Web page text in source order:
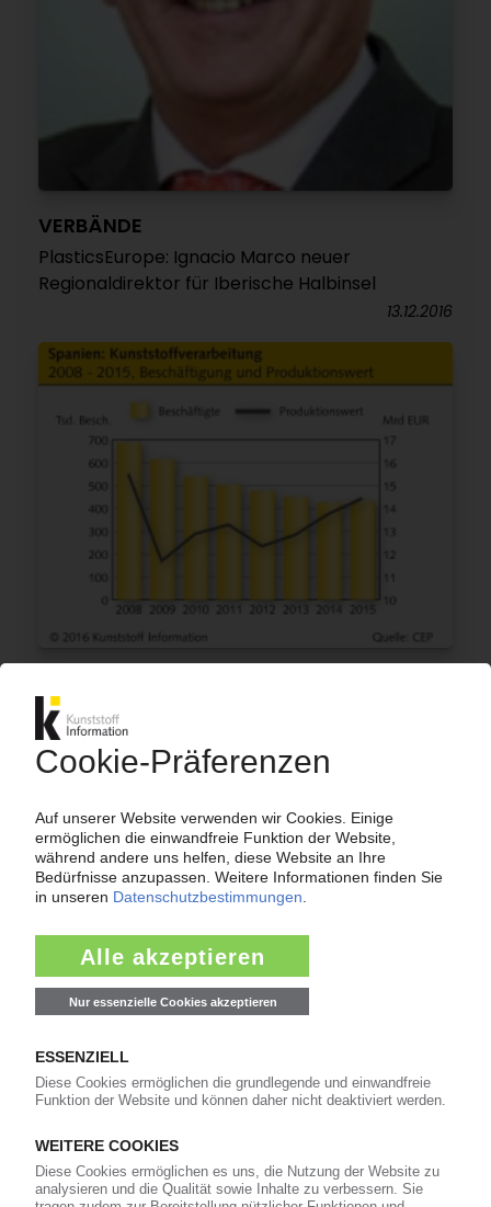
VERBÄNDE
PlasticsEurope: Ignacio Marco neuer
Regionaldirektor für Iberische Halbinsel
13.12.2016
Länderreport: Industrie auf robustem
Wachstumspfad / Zuwächse bei Ex- und
Importen von Kunststoffen / Auch
Impulse durch Automotive / Machtvakuum in
Madrid bremst Dynamik
24.03.2016